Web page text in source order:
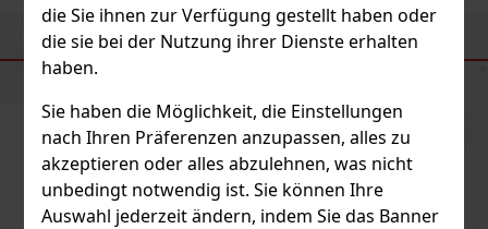
die Sie ihnen zur Verfügung gestellt haben oder
die sie bei der Nutzung ihrer Dienste erhalten
haben.
Sie haben die Möglichkeit, die Einstellungen
nach Ihren Präferenzen anzupassen, alles zu
akzeptieren oder alles abzulehnen, was nicht
unbedingt notwendig ist. Sie können Ihre
Auswahl jederzeit ändern, indem Sie das Banner
ÄHNLICHE PRODUKTE